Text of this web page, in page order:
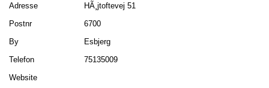
Adresse
HÃ¸jtoftevej 51
Postnr
6700
By
Esbjerg
Telefon
75135009
Website